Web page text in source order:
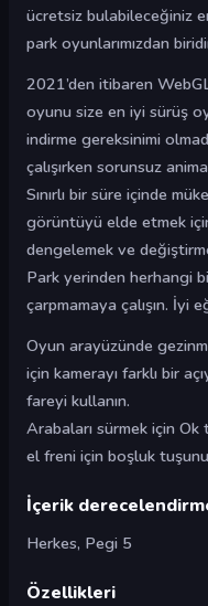
ücretsiz bulabileceğiniz
park oyunlarımızdan
2021’den itibaren
oyunu size en iyi sürüş
indirme gereksinimi
çalışırken sorunsuz
Sınırlı bir süre içinde
görüntüyü elde etmek
dengelemek ve
Park yerinden herhangi
çarpmamaya çalışın. İyi
Oyun arayüzünde
için kamerayı farklı bir
fareyi kullanın.
Arabaları sürmek için Ok
el freni için boşluk
İçerik
Herkes, Pegi 5
Özellikleri